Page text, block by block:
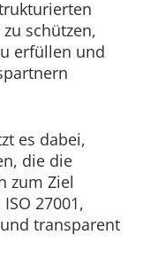
schützen,
erfüllen und
es dabei,
die die
zum Ziel
27001,
transparent